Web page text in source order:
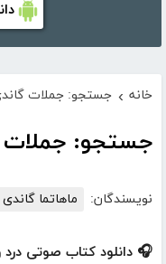
خانه › جستجو: جملات
جستجو: جملات
نویسندگان: ماهاتما گاندی
🎧 دانلود کتاب صوتی